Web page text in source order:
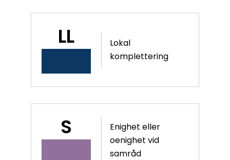
LL
Lokal
komplettering
S
Enighet eller
oenighet vid
samråd